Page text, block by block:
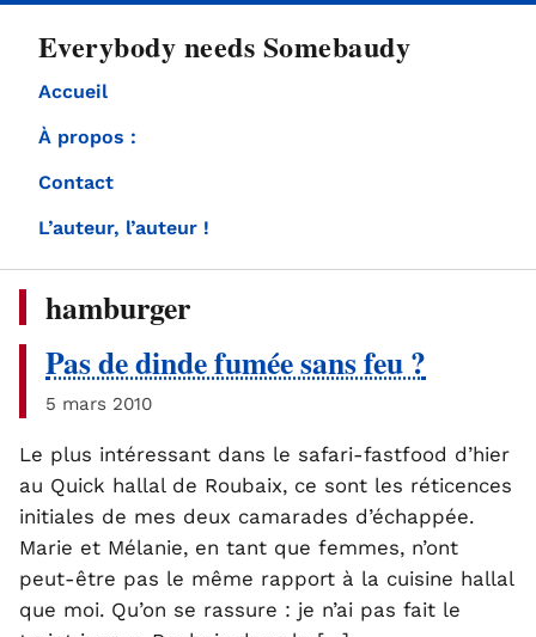
Everybody needs Somebaudy
Accueil
À propos :
Contact
L’auteur, l’auteur !
hamburger
Pas de dinde fumée sans feu ?
5 mars 2010
Le plus intéressant dans le safari-fastfood d’hier
au Quick hallal de Roubaix, ce sont les réticences
initiales de mes deux camarades d’échappée.
Marie et Mélanie, en tant que femmes, n’ont
peut-être pas le même rapport à la cuisine hallal
que moi. Qu’on se rassure : je n’ai pas fait le